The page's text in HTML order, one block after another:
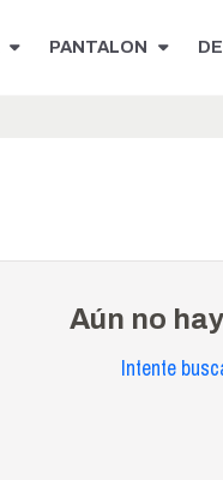
PANTALON
Aún no
Intente